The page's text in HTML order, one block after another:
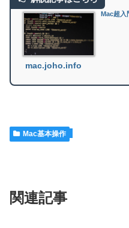
Mac超入
mac.joho.info
Mac基本操作
関連記事